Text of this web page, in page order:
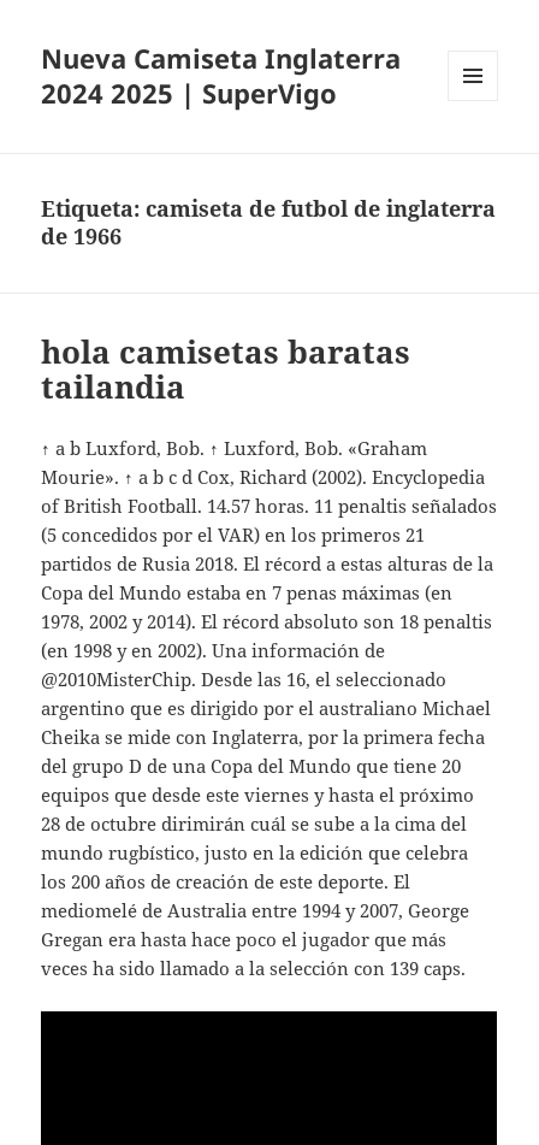
Nueva Camiseta Inglaterra
2024 2025 | SuperVigo
Etiqueta:camiseta de futbol de inglaterra
de 1966
hola camisetas baratas
tailandia
↑ a b Luxford, Bob. ↑ Luxford, Bob. «Graham
Mourie». ↑ a b c d Cox, Richard (2002). Encyclopedia
of British Football. 14.57 horas. 11 penaltis señalados
(5 concedidos por el VAR) en los primeros 21
partidos de Rusia 2018. El récord a estas alturas de la
Copa del Mundo estaba en 7 penas máximas (en
1978, 2002 y 2014). El récord absoluto son 18 penaltis
(en 1998 y en 2002). Una información de
@2010MisterChip. Desde las 16, el seleccionado
argentino que es dirigido por el australiano Michael
Cheika se mide con Inglaterra, por la primera fecha
del grupo D de una Copa del Mundo que tiene 20
equipos que desde este viernes y hasta el próximo
28 de octubre dirimirán cuál se sube a la cima del
mundo rugbístico, justo en la edición que celebra
los 200 años de creación de este deporte. El
mediomelé de Australia entre 1994 y 2007, George
Gregan era hasta hace poco el jugador que más
veces ha sido llamado a la selección con 139 caps.